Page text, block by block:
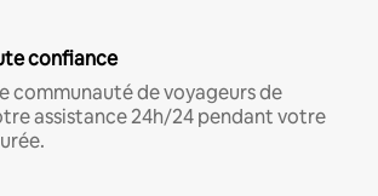
confiance
communauté de voyageurs de
assistance 24h/24 pendant votre